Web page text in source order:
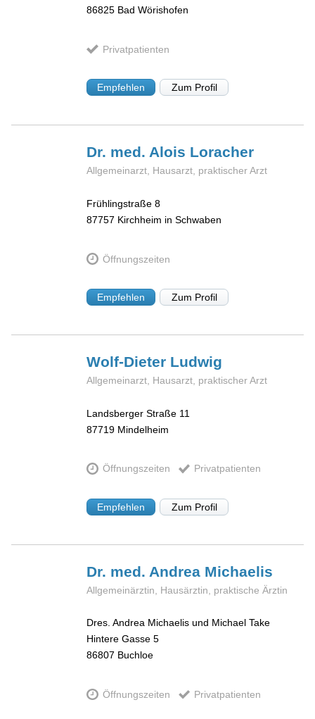
86825 Bad Wörishofen
Privatpatienten
Empfehlen Zum Profil
Dr. med. Alois Loracher
Allgemeinarzt, Hausarzt, praktischer Arzt
Frühlingstraße 8
87757 Kirchheim in Schwaben
Öffnungszeiten
Empfehlen Zum Profil
Wolf-Dieter Ludwig
Allgemeinarzt, Hausarzt, praktischer Arzt
Landsberger Straße 11
87719 Mindelheim
Öffnungszeiten Privatpatienten
Empfehlen Zum Profil
Dr. med. Andrea Michaelis
Allgemeinärztin, Hausärztin, praktische Ärztin
Dres. Andrea Michaelis und Michael Take
Hintere Gasse 5
86807 Buchloe
Öffnungszeiten Privatpatienten